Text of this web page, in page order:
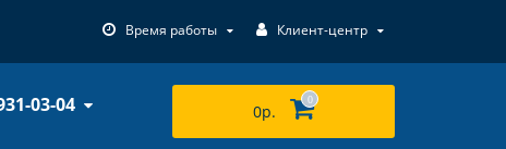
Время работы Клиент-центр
03-04 0р.
0